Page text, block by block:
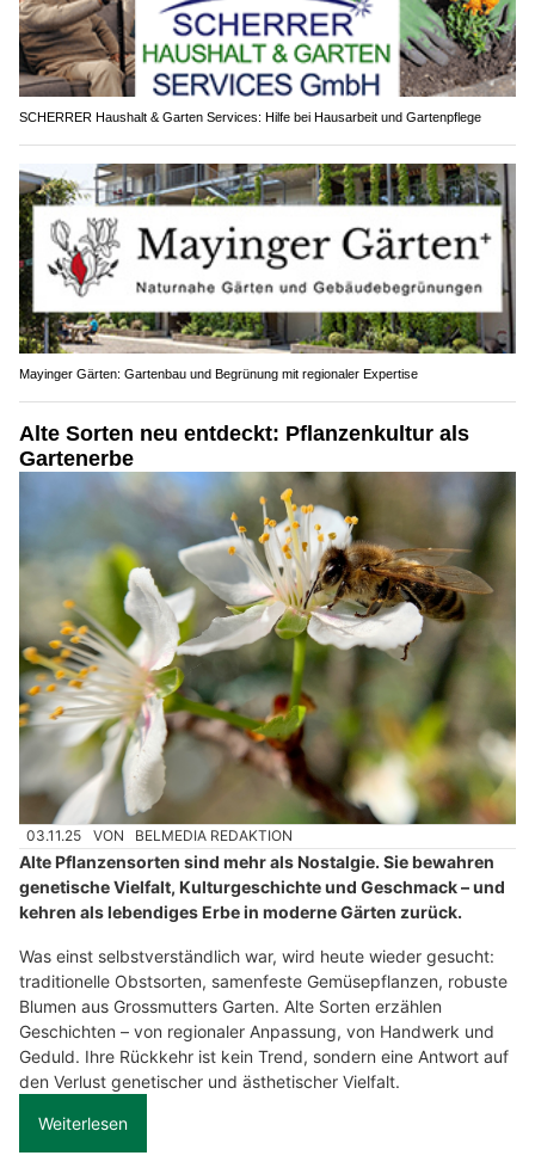
SCHERRER Haushalt & Garten Services: Hilfe bei Hausarbeit und Gartenpflege
Mayinger Gärten: Gartenbau und Begrünung mit regionaler Expertise
Alte Sorten neu entdeckt: Pflanzenkultur als
Gartenerbe
03.11.25 VON BELMEDIA REDAKTION
Alte Pflanzensorten sind mehr als Nostalgie. Sie bewahren
genetische Vielfalt, Kulturgeschichte und Geschmack – und
kehren als lebendiges Erbe in moderne Gärten zurück.
Was einst selbstverständlich war, wird heute wieder gesucht:
traditionelle Obstsorten, samenfeste Gemüsepflanzen, robuste
Blumen aus Grossmutters Garten. Alte Sorten erzählen
Geschichten – von regionaler Anpassung, von Handwerk und
Geduld. Ihre Rückkehr ist kein Trend, sondern eine Antwort auf
den Verlust genetischer und ästhetischer Vielfalt.
Weiterlesen